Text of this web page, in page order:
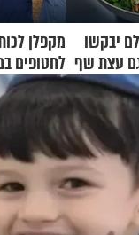
יבקשו
עצת שף
מקפלן
לחטופים